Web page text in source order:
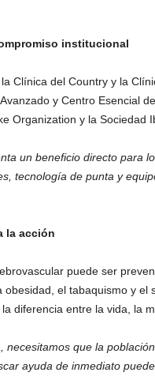
institucional
Clínica del Country y la
y Centro Esencial
Organization y la Sociedad
un beneficio directo para
tecnología de punta y
la acción
puede ser
obesidad, el tabaquismo y
diferencia entre la vida, la
necesitamos que la
ayuda de inmediato